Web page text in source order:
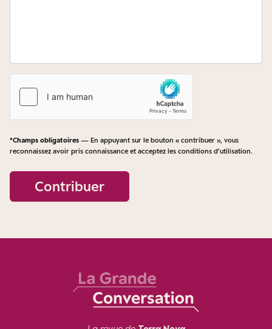
*Champs obligatoires — En appuyant sur le bouton « contribuer », vous
reconnaissez avoir pris connaissance et acceptez les conditions d’utilisation.
Contribuer